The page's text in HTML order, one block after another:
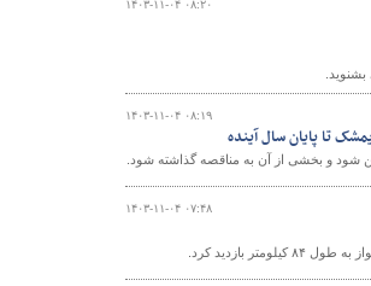
۱۴۰۳-۱۱-۰۴ ۰۸:۲۰
۱۴۰۳-۱۱-۰۴ ۰۸:۱۹
تا پایان سال آینده
شود و بخشی از آن به مناقصه گذاشته شود.
۱۴۰۳-۱۱-۰۴ ۰۷:۴۸